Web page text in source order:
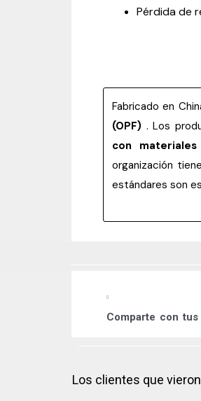
Pérdida de
Fabricado en
(OPF) . Los
con
organización
estándares son
Comparte con
Los clientes que